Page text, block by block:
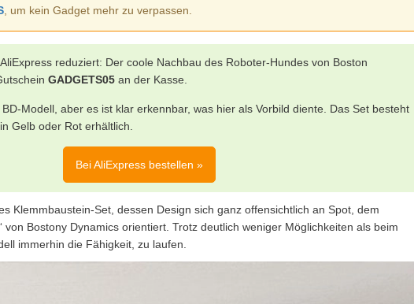
, um kein Gadget mehr zu verpassen.
reduziert: Der coole Nachbau des Roboter-Hundes von Boston
GADGETS05 an der Kasse.
Modell, aber es ist klar erkennbar, was hier als Vorbild diente. Das Set besteht
Gelb oder Rot erhältlich.
Bei AliExpress bestellen »
Klemmbaustein-Set, dessen Design sich ganz offensichtlich an Spot, dem
von Bostony Dynamics orientiert. Trotz deutlich weniger Möglichkeiten als beim
immerhin die Fähigkeit, zu laufen.